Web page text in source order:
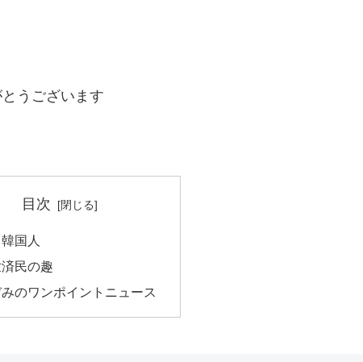
うございます
目次
国人
民の趣
のワンポイントニュース